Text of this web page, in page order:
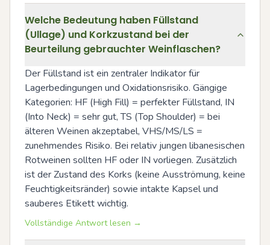
Welche Bedeutung haben Füllstand
(Ullage) und Korkzustand bei der
Beurteilung gebrauchter Weinflaschen?
Der Füllstand ist ein zentraler Indikator für
Lagerbedingungen und Oxidationsrisiko. Gängige
Kategorien: HF (High Fill) = perfekter Füllstand, IN
(Into Neck) = sehr gut, TS (Top Shoulder) = bei
älteren Weinen akzeptabel, VHS/MS/LS =
zunehmendes Risiko. Bei relativ jungen libanesischen
Rotweinen sollten HF oder IN vorliegen. Zusätzlich
ist der Zustand des Korks (keine Ausströmung, keine
Feuchtigkeitsränder) sowie intakte Kapsel und
sauberes Etikett wichtig.
Vollständige Antwort lesen →